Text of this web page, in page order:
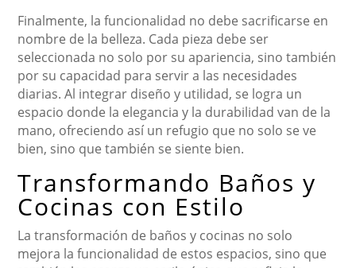
Finalmente, la funcionalidad no debe sacrificarse en
nombre de la belleza. Cada pieza debe ser
seleccionada no solo por su apariencia, sino también
por su capacidad para servir a las necesidades
diarias. Al integrar diseño y utilidad, se logra un
espacio donde la elegancia y la durabilidad van de la
mano, ofreciendo así un refugio que no solo se ve
bien, sino que también se siente bien.
Transformando Baños y
Cocinas con Estilo
La transformación de baños y cocinas no solo
mejora la funcionalidad de estos espacios, sino que